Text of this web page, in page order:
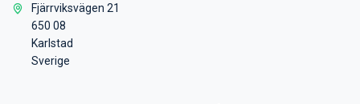
Fjärrviksvägen 21
650 08
Karlstad
Sverige